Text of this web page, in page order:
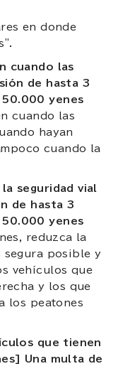
en donde
cuando las
de hasta 3
yenes
cuando las
hayan
cuando la
seguridad vial
de hasta 3
yenes
reduzca la
segura posible y
vehículos que
y los que
los peatones
que tienen
Una multa de